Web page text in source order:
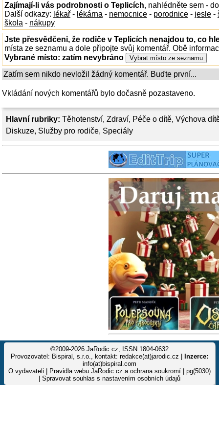
Hlavní rubriky: Těhotenství, Zdraví, Péče o dítě, Výchova
Diskuze, Služby pro rodiče, Speciály
Zajímají-li vás podrobnosti o Teplicích, nahlédněte sem -
Další odkazy: lékař - lékárna - nemocnice - porodnice - jesle -
škola - nákupy
Jste přesvědčeni, že rodiče v Teplicích nenajdou to, co
místa ze seznamu a dole připojte svůj komentář. Obě
Vybrané místo: zatím nevybráno
Zatím sem nikdo nevložil žádný komentář. Buďte první...
Vkládání nových komentářů bylo dočasně pozastaveno.
©2009-2026 JaRodic.cz, ISSN 1804-0632
Provozovatel: Bispiral, s.r.o., kontakt: redakce(at)jarodic.cz |
Inzerce:
info(at)bispiral.com
O vydavateli
Pravidla webu JaRodic.cz a ochrana soukromí | pg(5030)
Spravovat souhlas s nastavením osobních údajů